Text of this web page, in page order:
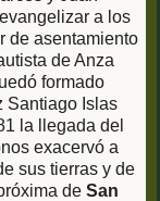
a los
de asentamiento
de Anza
formado
Santiago Islas
la llegada del
exacervó a
sus tierras y de
de San